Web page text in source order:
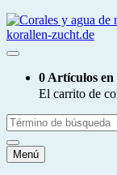
0 Artículos
El carrito de
Menú